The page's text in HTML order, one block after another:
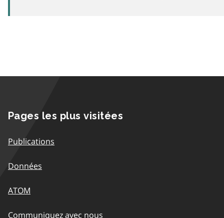
Pages les plus visitées
Publications
Données
ATOM
Communiquez avec nous